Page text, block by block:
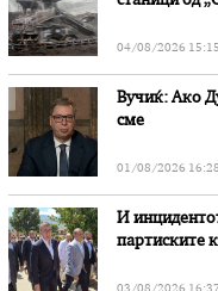
04/08/2026 15:15
Вучиќ: Ако
сме
01/08/2026 16:28
И
партиските